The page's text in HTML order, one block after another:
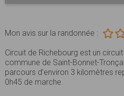
Mon avis sur la randonnée :
Circuit de Richebourg est un
commune de Saint-Bonnet-
parcours d’environ 3 kilomètres
0h45 de marche.